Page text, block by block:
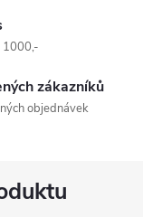
1000,-
zákazníků
objednávek